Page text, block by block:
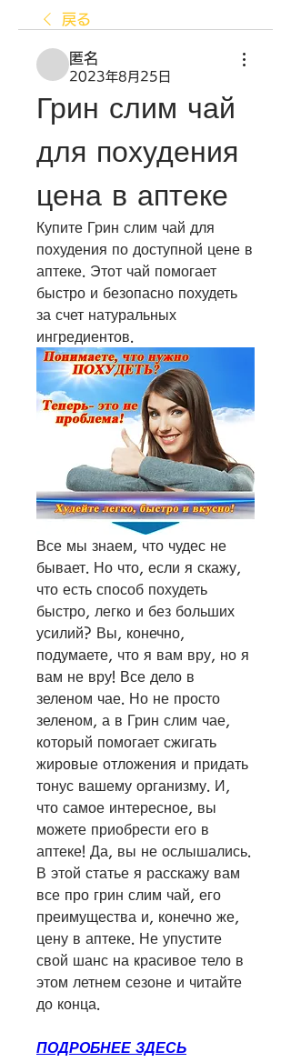
戻る
匿名
2023年8月25日
Грин слим чай
для похудения
цена в аптеке
Купите Грин слим чай для
похудения по доступной цене в
аптеке. Этот чай помогает
быстро и безопасно похудеть
за счет натуральных
ингредиентов.
Все мы знаем, что чудес не
бывает. Но что, если я скажу,
что есть способ похудеть
быстро, легко и без больших
усилий? Вы, конечно,
подумаете, что я вам вру, но я
вам не вру! Все дело в
зеленом чае. Но не просто
зеленом, а в Грин слим чае,
который помогает сжигать
жировые отложения и придать
тонус вашему организму. И,
что самое интересное, вы
можете приобрести его в
аптеке! Да, вы не ослышались.
В этой статье я расскажу вам
все про грин слим чай, его
преимущества и, конечно же,
цену в аптеке. Не упустите
свой шанс на красивое тело в
этом летнем сезоне и читайте
до конца.
ПОДРОБНЕЕ ЗДЕСЬ